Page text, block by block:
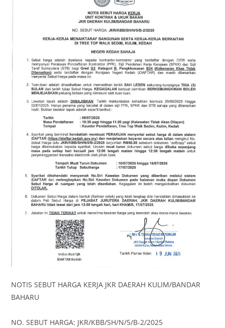
NOTIS SEBUT HARGA KERJA JKR DAERAH KULIM/BANDAR
BAHARU
NO. SEBUT HARGA: JKR/KBB/SH/N/5/B-2/2025